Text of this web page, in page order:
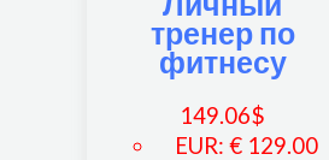
тренер по
фитнесу
149.06$
EUR:€ 129.00